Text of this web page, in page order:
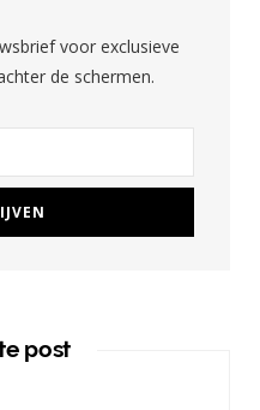
a
s
voor exclusieve
de schermen.
post